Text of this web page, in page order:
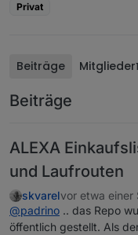
Privat
Beiträge Mitglieder
Beiträge
ALEXA
und Laufrouten
skvarelvor etwa einer
@padrino .. das Repo
öffentlich gestellt. Als